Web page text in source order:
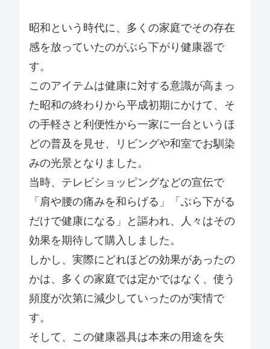
昭和という時代に、多くの家庭でその存在
感を放っていたのがぶら下がり健康器で
す。
このアイテムは健康に対する意識が高まっ
た昭和の終わりから平成初期にかけて、そ
の手軽さと利便性から一家に一台というほ
どの普及を見せ、リビングや和室でお馴染
みの光景となりました。
当時、テレビショッピングなどの宣伝で
「肩や腰の痛みを和らげる」「ぶら下がる
だけで健康になる」と謳われ、人々はその
効果を期待して購入しました。
しかし、実際にどれほどの効果があったの
かは、多くの家庭では定かではなく、使う
頻度が次第に減少していったのが実情で
す。
そして、この健康器具は本来の用途を失